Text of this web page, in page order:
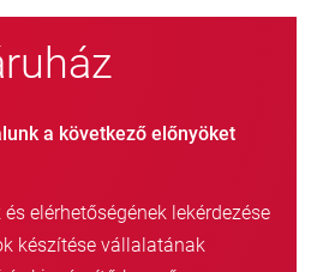
a következő előnyöket
elérhetőségének lekérdezése
készítése vállalatának